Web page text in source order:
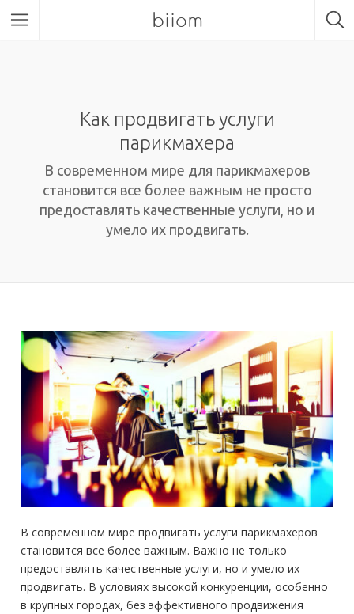
biiom
Как продвигать услуги
парикмахера
В современном мире для парикмахеров
становится все более важным не просто
предоставлять качественные услуги, но и
умело их продвигать.
В современном мире продвигать услуги парикмахеров
становится все более важным. Важно не только
предоставлять качественные услуги, но и умело их
продвигать. В условиях высокой конкуренции, особенно
в крупных городах, без эффективного продвижения